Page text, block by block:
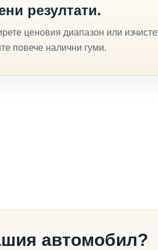
резултати.
ценовия диапазон или
повече налични гуми.
автомобил?